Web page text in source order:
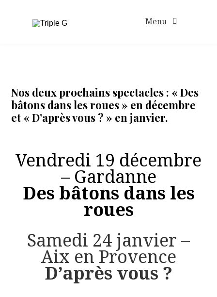
Menu
Nos deux prochains spectacles : « Des
bâtons dans les roues » en décembre
et « D’après vous ? » en janvier.
Vendredi 19 décembre
– Gardanne
Des bâtons dans les
roues
Samedi 24 janvier –
Aix en Provence
D’après vous ?